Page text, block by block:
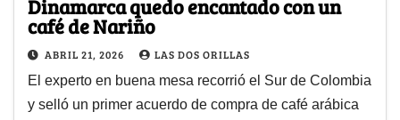
Dinamarca quedo encantado con un
café de Nariño
ABRIL 21, 2026 LAS DOS ORILLAS
El experto en buena mesa recorrió el Sur de Colombia
y selló un primer acuerdo de compra de café arábica